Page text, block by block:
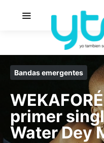
Bandas emergentes
primer
Water Dey